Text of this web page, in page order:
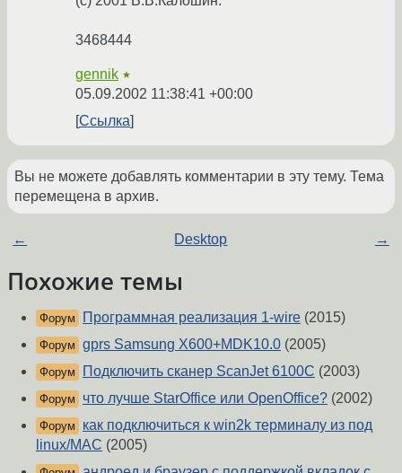
3468444
gennik ★
05.09.2002 11:38:41 +00:00
Ссылка
Вы не можете добавлять комментарии в эту тему. Тема
перемещена в архив.
← Desktop →
Похожие темы
Форум Программная реализация 1-wire (2015)
Форум gprs Samsung X600+MDK10.0 (2005)
Форум Подключить сканер ScanJet 6100C (2003)
Форум что лучше StarOffice или OpenOffice? (2002)
Форум
как подключиться к win2k терминалу из под
linux/MAC (2005)